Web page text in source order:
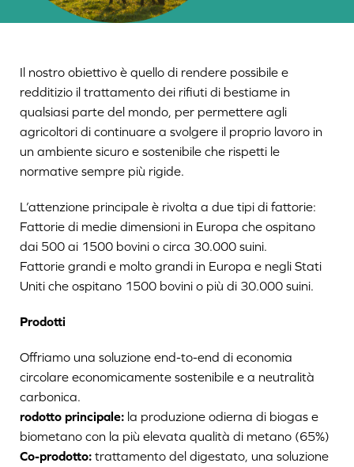
Il nostro obiettivo è quello di rendere possibile e
redditizio il trattamento dei rifiuti di bestiame in
qualsiasi parte del mondo, per permettere agli
agricoltori di continuare a svolgere il proprio lavoro in
un ambiente sicuro e sostenibile che rispetti le
normative sempre più rigide.
L’attenzione principale è rivolta a due tipi di fattorie:
Fattorie di medie dimensioni in Europa che ospitano
dai 500 ai 1500 bovini o circa 30.000 suini.
Fattorie grandi e molto grandi in Europa e negli Stati
Uniti che ospitano 1500 bovini o più di 30.000 suini.
Prodotti
Offriamo una soluzione end-to-end di economia
circolare economicamente sostenibile e a neutralità
carbonica.
rodotto principale: la produzione odierna di biogas e
biometano con la più elevata qualità di metano (65%)
Co-prodotto: trattamento del digestato, una soluzione